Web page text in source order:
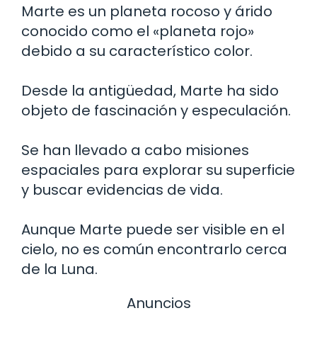
Marte es un planeta rocoso y árido
conocido como el «planeta rojo»
debido a su característico color.
Desde la antigüedad, Marte ha sido
objeto de fascinación y especulación.
Se han llevado a cabo misiones
espaciales para explorar su superficie
y buscar evidencias de vida.
Aunque Marte puede ser visible en el
cielo, no es común encontrarlo cerca
de la Luna.
Anuncios